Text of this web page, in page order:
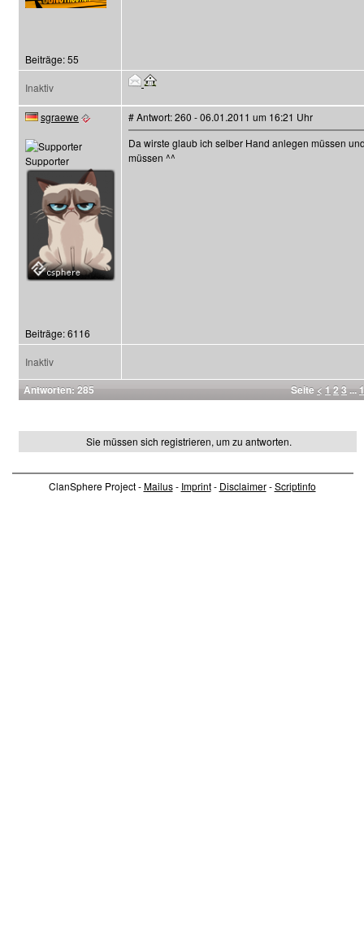
Beiträge: 55
Inaktiv
sgraewe
Supporter
Beiträge: 6116
# Antwort: 260 - 06.01.2011 um 16:21 Uhr
Da wirste glaub ich selber Hand anlegen müssen
müssen ^^
Inaktiv
Antworten: 285 Seite < 1 23 ...
Sie müssen sich registrieren, um zu antworten.
ClanSphere Project -Mailus- Imprint- Disclaimer-Scriptinfo